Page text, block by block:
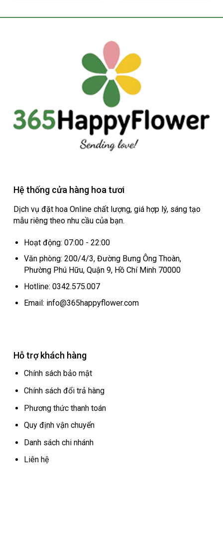
Hệ thống cửa hàng hoa tươi
Dịch vụ đặt hoa Online chất lượng, giá hợp lý, sáng tạo
mẫu riêng theo nhu cầu của bạn.
Hoạt động: 07:00 - 22:00
Văn phòng: 200/4/3, Đường Bưng Ông Thoàn,
Phường Phú Hữu, Quận 9, Hồ Chí Minh 70000
Hotline: 0342.575.007
Email: info@365happyflower.com
Hỗ trợ khách hàng
Chính sách bảo mật
Chính sách đổi trả hàng
Phương thức thanh toán
Quy định vận chuyển
Danh sách chi nhánh
Liên hệ